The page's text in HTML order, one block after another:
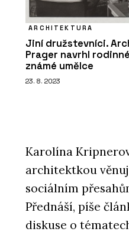
ARCHITEKTURA
Jiní družstevníci.
Prager navrhl
známé umělce
23. 8. 2023
Karolína
architektkou
sociálním
Přednáší, píše
diskuse o